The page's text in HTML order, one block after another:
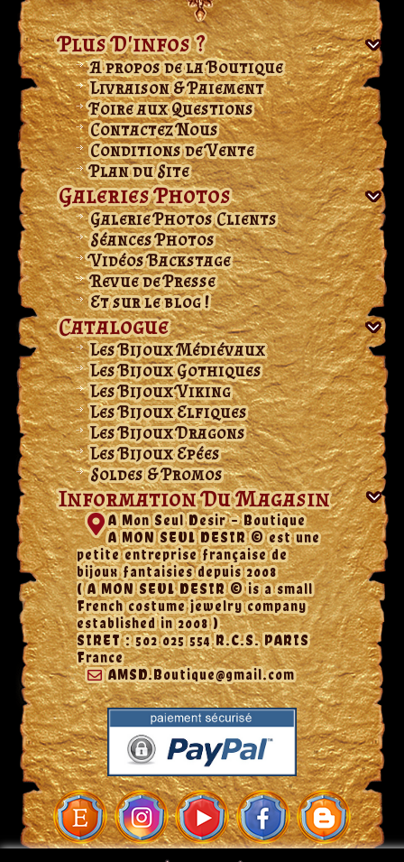
Plus D'infos ?
A propos de la Boutique
Livraison & Paiement
Foire aux Questions
Contactez Nous
Conditions de Vente
Plan du Site
Galeries Photos
Galerie Photos Clients
Séances Photos
Vidéos Backstage
Revue de Presse
Et sur le blog !
Catalogue
Les Bijoux Médiévaux
Les Bijoux Gothiques
Les Bijoux Viking
Les Bijoux Elfiques
Les Bijoux Dragons
Les Bijoux Epées
Soldes & Promos
Information Du Magasin
A Mon Seul Desir - Boutique
A MON SEUL DESIR © est une
petite entreprise française de
bijoux fantaisies depuis 2008
( A MON SEUL DESIR © is a small
French costume jewelry company
established in 2008 )
SIRET : 502 025 554 R.C.S. PARIS
France
AMSD.Boutique@gmail.com